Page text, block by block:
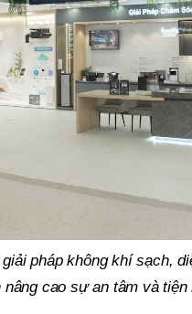
pháp không khí sạch,
cao sự an tâm và